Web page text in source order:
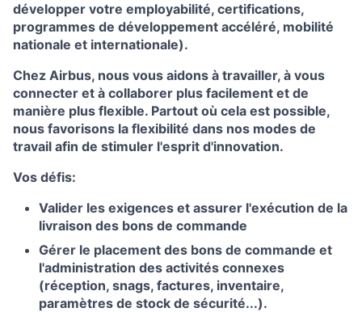
développer votre employabilité, certifications,
programmes de développement accéléré, mobilité
nationale et internationale).
Chez Airbus, nous vous aidons à travailler, à vous
connecter et à collaborer plus facilement et de
manière plus flexible. Partout où cela est possible,
nous favorisons la flexibilité dans nos modes de
travail afin de stimuler l'esprit d'innovation.
Vos défis:
Valider les exigences et assurer l'exécution de la
livraison des bons de commande
Gérer le placement des bons de commande et
l'administration des activités connexes
(réception, snags, factures, inventaire,
paramètres de stock de sécurité...).